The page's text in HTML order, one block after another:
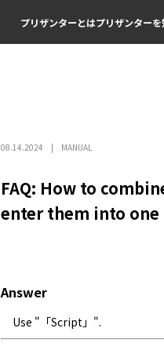
プリザンターとはプリザンターを
08.14.2024 MANUAL
FAQ: How to
enter them into
Answer
Use "「Script」".